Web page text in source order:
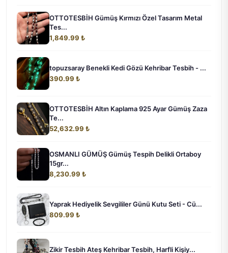
OTTOTESBİH Gümüş Kırmızı Özel Tasarım Metal
Tes...
1,849.99 ₺
topuzsaray Benekli Kedi Gözü Kehribar Tesbih - ...
390.99 ₺
OTTOTESBİH Altın Kaplama 925 Ayar Gümüş Zaza
Te...
52,632.99 ₺
OSMANLI GÜMÜŞ Gümüş Tespih Delikli Ortaboy
15gr...
8,230.99 ₺
Yaprak Hediyelik Sevgililer Günü Kutu Seti - Cü...
809.99 ₺
Zikir Tesbih Ateş Kehribar Tesbih, Harfli Kişiy...